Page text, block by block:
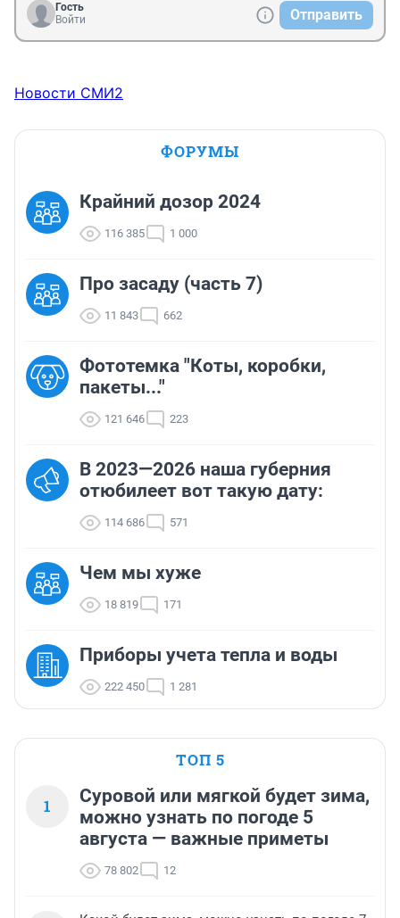
Гость
Войти
Отправить
Новости СМИ2
ФОРУМЫ
Крайний дозор 2024
116 385 1 000
Про засаду (часть 7)
11 843 662
Фототемка "Коты, коробки,
пакеты..."
121 646 223
В 2023—2026 наша губерния
отюбилеет вот такую дату:
114 686 571
Чем мы хуже
18 819 171
Приборы учета тепла и воды
222 450 1 281
ТОП 5
1
Суровой или мягкой будет зима,
можно узнать по погоде 5
августа — важные приметы
78 802 12